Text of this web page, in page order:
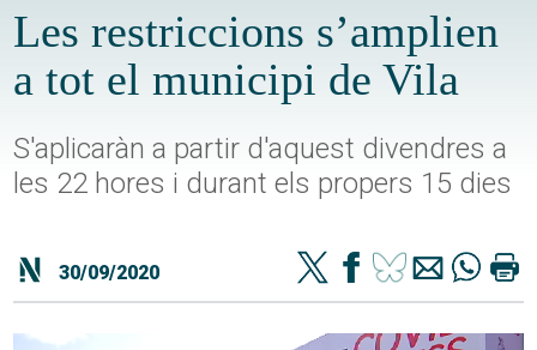
Les restriccions s’amplien
a tot el municipi de Vila
S'aplicaràn a partir d'aquest divendres a
les 22 hores i durant els propers 15 dies
30/09/2020